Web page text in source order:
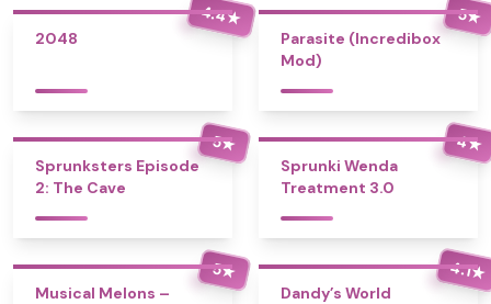
4.4★
2048
5★
Parasite (Incredibox
Mod)
5★
Sprunksters Episode
2: The Cave
4★
Sprunki Wenda
Treatment 3.0
5★
Musical Melons –
4.1★
Dandy’s World